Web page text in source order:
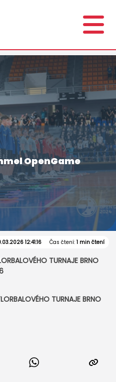
OpenGame
12:41:16 Čas čtení:1 min čtení
TURNAJE BRNO
TURNAJE BRNO